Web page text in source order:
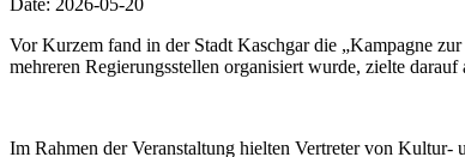
Vor Kurzem fand in der Stadt Kaschgar die „Kampagne
mehreren Regierungsstellen organisiert wurde, zielte
Im Rahmen der Veranstaltung hielten Vertreter von Kultur-